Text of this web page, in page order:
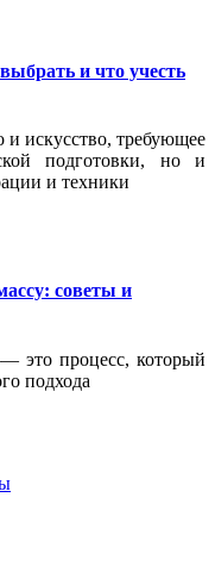
и что учесть
искусство, требующее
подготовки, но и
и техники
советы и
это процесс, который
подхода